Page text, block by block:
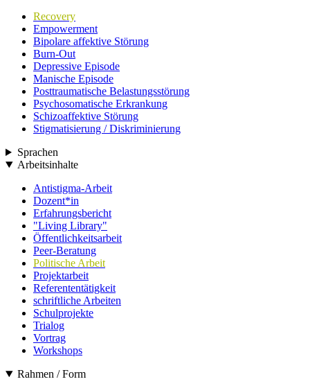
Recovery
Empowerment
Bipolare affektive Störung
Burn-Out
Depressive Episode
Manische Episode
Posttraumatische Belastungsstörung
Psychosomatische Erkrankung
Schizoaffektive Störung
Stigmatisierung / Diskriminierung
Sprachen
Arbeitsinhalte
Antistigma-Arbeit
Dozent*in
Erfahrungsbericht
"Living Library"
Öffentlichkeitsarbeit
Peer-Beratung
Politische Arbeit
Projektarbeit
Referententätigkeit
schriftliche Arbeiten
Schulprojekte
Trialog
Vortrag
Workshops
Rahmen / Form